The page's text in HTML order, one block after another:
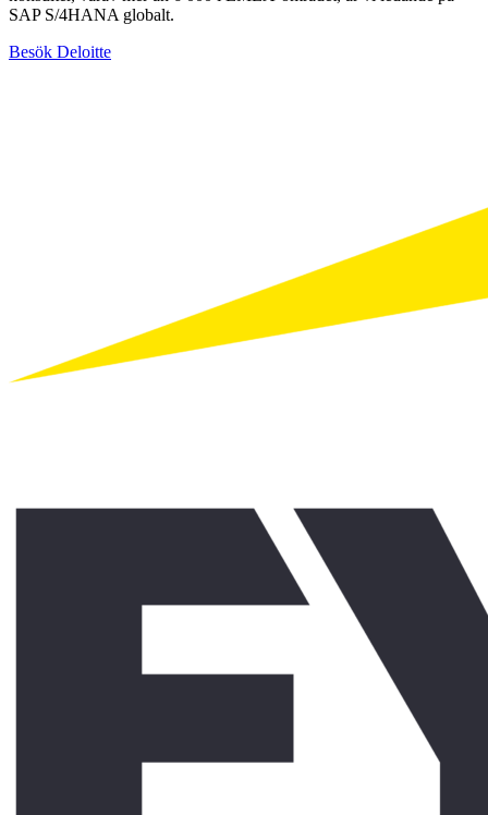
SAP S/4HANA globalt.
Besök Deloitte